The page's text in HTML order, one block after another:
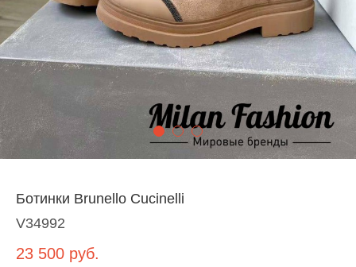
Ботинки Brunello Cucinelli
V34992
23 500 руб.